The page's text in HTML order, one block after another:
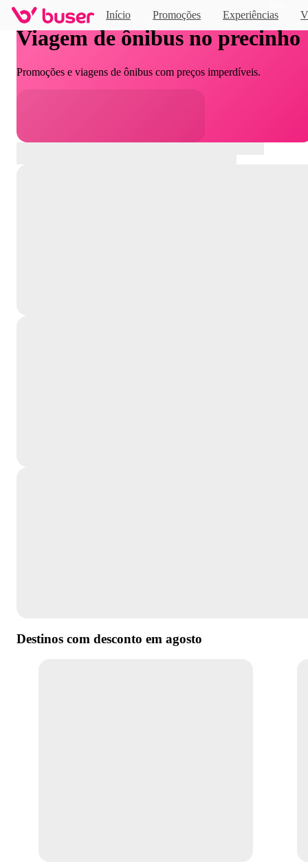
Início Promoções Experiências
Viagem de ônibus no precinho
Promoções e viagens de ônibus com preços imperdíveis.
Destinos com desconto em agosto